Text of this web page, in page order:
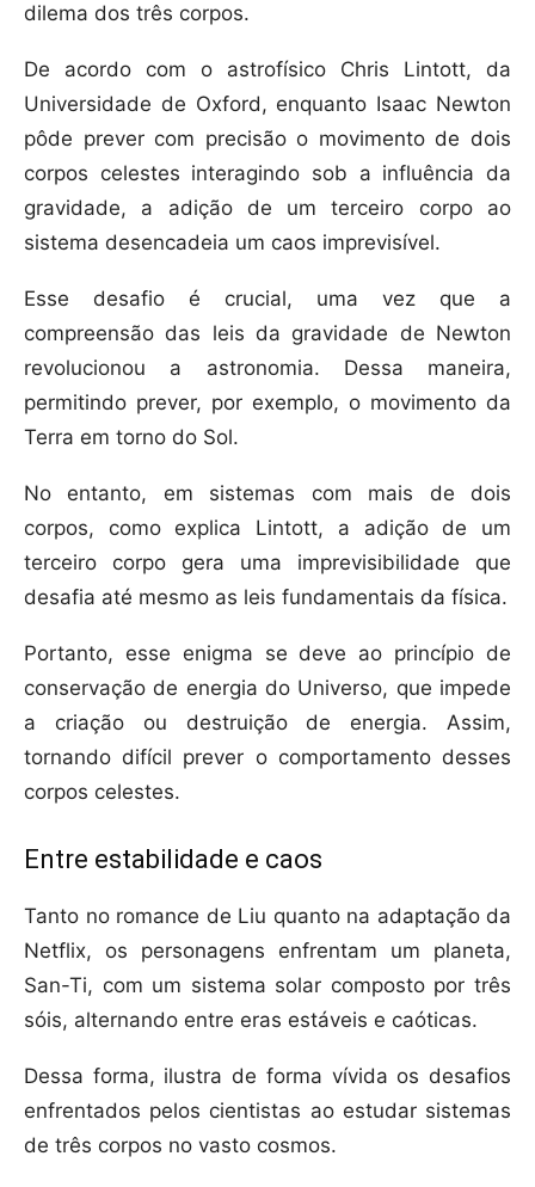
dilema dos três corpos.
De acordo com o astrofísico Chris Lintott, da
Universidade de Oxford, enquanto Isaac Newton
pôde prever com precisão o movimento de dois
corpos celestes interagindo sob a influência da
gravidade, a adição de um terceiro corpo ao
sistema desencadeia um caos imprevisível.
Esse desafio é crucial, uma vez que a
compreensão das leis da gravidade de Newton
revolucionou a astronomia. Dessa maneira,
permitindo prever, por exemplo, o movimento da
Terra em torno do Sol.
No entanto, em sistemas com mais de dois
corpos, como explica Lintott, a adição de um
terceiro corpo gera uma imprevisibilidade que
desafia até mesmo as leis fundamentais da física.
Portanto, esse enigma se deve ao princípio de
conservação de energia do Universo, que impede
a criação ou destruição de energia. Assim,
tornando difícil prever o comportamento desses
corpos celestes.
Entre estabilidade e caos
Tanto no romance de Liu quanto na adaptação da
Netflix, os personagens enfrentam um planeta,
San-Ti, com um sistema solar composto por três
sóis, alternando entre eras estáveis e caóticas.
Dessa forma, ilustra de forma vívida os desafios
enfrentados pelos cientistas ao estudar sistemas
de três corpos no vasto cosmos.